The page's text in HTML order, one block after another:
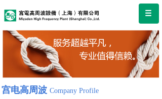
宫电高周波 Company Profile